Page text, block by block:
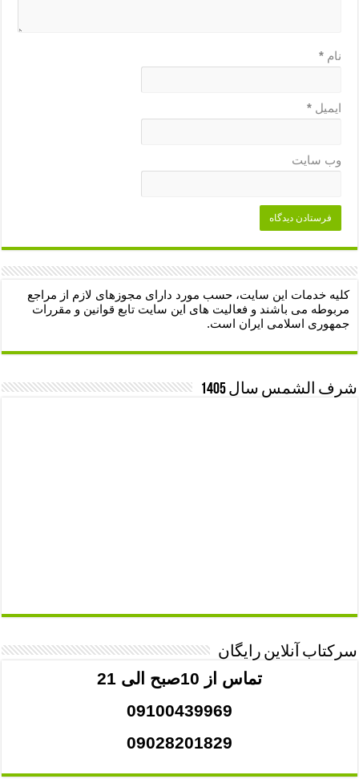
نام*
ایمیل*
وب‌ سایت
کلیه خدمات این سایت، حسب مورد دارای مجوزهای لازم از مراجع
مربوطه می باشند و فعالیت های این سایت تابع قوانین و مقررات
جمهوری اسلامی ایران است.
شرف الشمس سال 1405
سرکتاب آنلاین رایگان
تماس از 10صبح الی 21
09100439969
09028201829